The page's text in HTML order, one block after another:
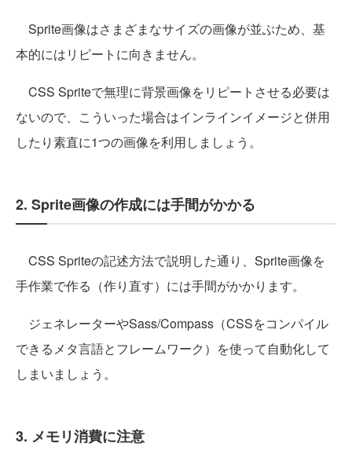
Sprite画像はさまざまなサイズの画像が並ぶため、基
本的にはリピートに向きません。
CSS Spriteで無理に背景画像をリピートさせる必要は
ないので、こういった場合はインラインイメージと併用
したり素直に1つの画像を利用しましょう。
2. Sprite画像の作成には手間がかかる
CSS Spriteの記述方法で説明した通り、Sprite画像を
手作業で作る（作り直す）には手間がかかります。
ジェネレーターやSass/Compass（CSSをコンパイル
できるメタ言語とフレームワーク）を使って自動化して
しまいましょう。
3. メモリ消費に注意